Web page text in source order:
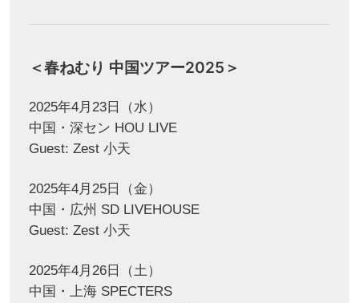
＜春ねむり 中国ツアー2025＞
2025年4月23日（水）
中国・深セン HOU LIVE
Guest: Zest 小天
2025年4月25日（金）
中国・広州 SD LIVEHOUSE
Guest: Zest 小天
2025年4月26日（土）
中国・上海 SPECTERS